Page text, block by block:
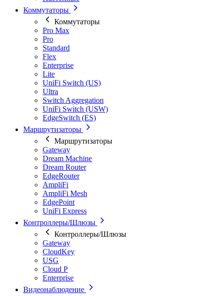
Коммутаторы
Коммутаторы
Pro Max
Pro
Standard
Flex
Enterprise
Lite
UniFi Switch (US)
Ultra
Switch Aggregation
UniFi Switch (USW)
EdgeSwitch (ES)
Маршрутизаторы
Маршрутизаторы
Gateway
Dream Machine
Dream Router
EdgeRouter
AmpliFi
AmpliFi Mesh
EdgePoint
UniFi Express
Контроллеры/Шлюзы
Контроллеры/Шлюзы
Gateway
CloudKey
USG
Cloud P
Enterprise
Видеонаблюдение